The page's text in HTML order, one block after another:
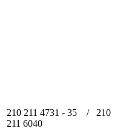
210 211 4731 - 35 / 210
211 6040